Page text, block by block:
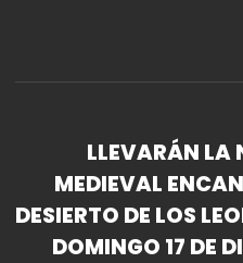
LLEVARÁN LA
MEDIEVAL
DESIERTO DE LOS
DOMINGO 17 DE